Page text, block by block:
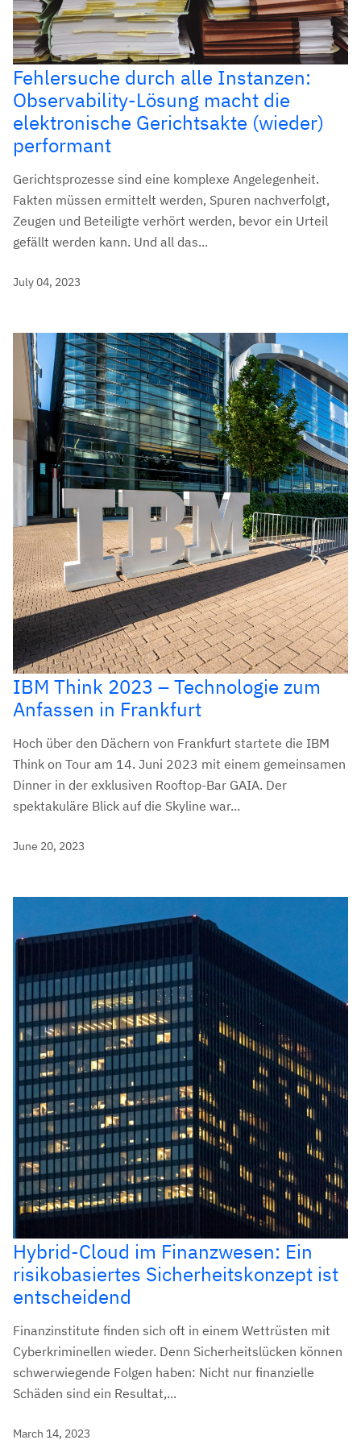
Fehlersuche durch alle Instanzen:
Observability-Lösung macht die
elektronische Gerichtsakte (wieder)
performant
Gerichtsprozesse sind eine komplexe Angelegenheit.
Fakten müssen ermittelt werden, Spuren nachverfolgt,
Zeugen und Beteiligte verhört werden, bevor ein Urteil
gefällt werden kann. Und all das...
July 04, 2023
IBM Think 2023 – Technologie zum
Anfassen in Frankfurt
Hoch über den Dächern von Frankfurt startete die IBM
Think on Tour am 14. Juni 2023 mit einem gemeinsamen
Dinner in der exklusiven Rooftop-Bar GAIA. Der
spektakuläre Blick auf die Skyline war...
June 20, 2023
Hybrid-Cloud im Finanzwesen: Ein
risikobasiertes Sicherheitskonzept ist
entscheidend
Finanzinstitute finden sich oft in einem Wettrüsten mit
Cyberkriminellen wieder. Denn Sicherheitslücken können
schwerwiegende Folgen haben: Nicht nur finanzielle
Schäden sind ein Resultat,...
March 14, 2023